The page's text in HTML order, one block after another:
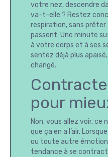
votre nez, descendre
va-t-elle ? Restez
respiration, sans
passent. Une minute
à votre corps et à ses
sentez déjà plus
changé.
pour
Non, vous allez voir, ce
que ça en a l’air.
ou toute autre
tendance à se